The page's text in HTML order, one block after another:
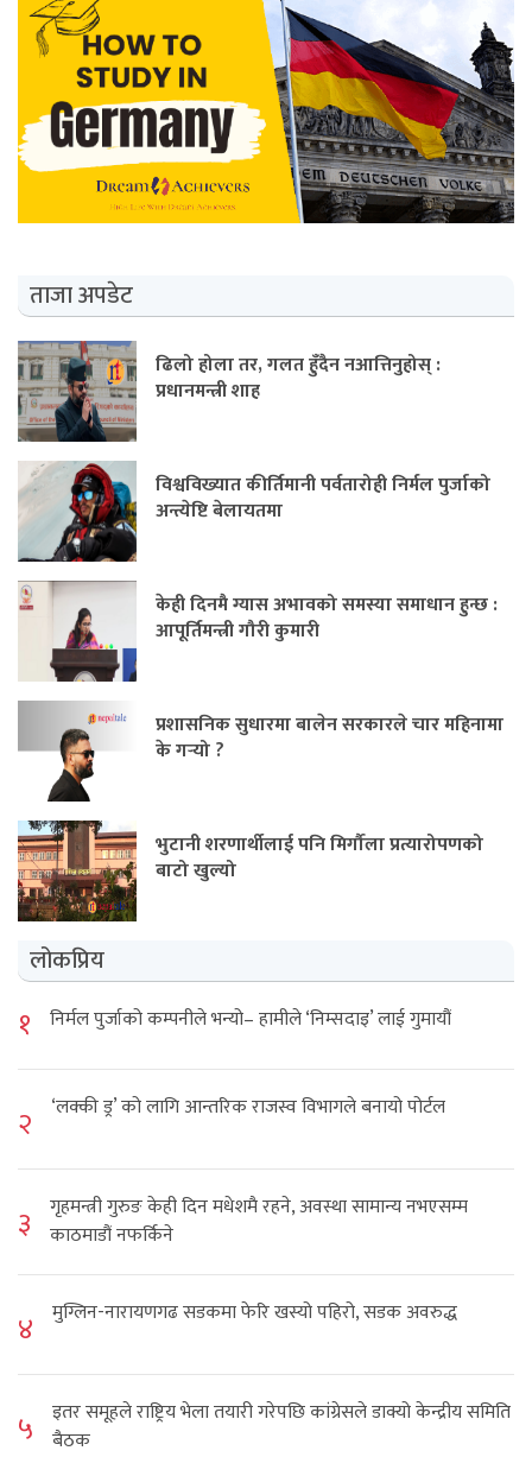
ताजा अपडेट
ढिलो होला तर, गलत हुँदैन नआत्तिनुहोस् :
प्रधानमन्त्री शाह
विश्वविख्यात कीर्तिमानी पर्वतारोही निर्मल पुर्जाको
अन्त्येष्टि बेलायतमा
केही दिनमै ग्यास अभावको समस्या समाधान हुन्छ :
आपूर्तिमन्त्री गौरी कुमारी
प्रशासनिक सुधारमा बालेन सरकारले चार महिनामा
के गर्‍यो ?
भुटानी शरणार्थीलाई पनि मिर्गौला प्रत्यारोपणको
बाटो खुल्यो
लोकप्रिय
१ निर्मल पुर्जाको कम्पनीले भन्यो– हामीले ‘निम्सदाइ’ लाई गुमायौं
२ ‘लक्की ड्र’ को लागि आन्तरिक राजस्व विभागले बनायो पोर्टल
३
गृहमन्त्री गुरुङ केही दिन मधेशमै रहने, अवस्था सामान्य नभएसम्म
काठमाडौं नफर्किने
४ मुग्लिन-नारायणगढ सडकमा फेरि खस्यो पहिरो, सडक अवरुद्ध
५
इतर समूहले राष्ट्रिय भेला तयारी गरेपछि कांग्रेसले डाक्यो केन्द्रीय समिति
बैठक